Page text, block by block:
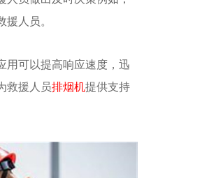
援人员。
用可以提高响应速度，迅
救援人员排烟机提供支持